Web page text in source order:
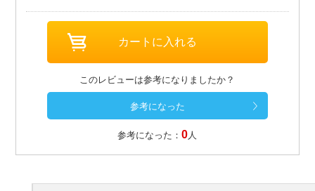
このレビューは参考になりましたか？
参考になった：0人